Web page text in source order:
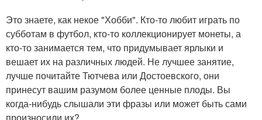
Это знаете, как некое "Хобби". Кто-то любит играть по
субботам в футбол, кто-то коллекционирует монеты, а
кто-то занимается тем, что придумывает ярлыки и
вешает их на различных людей. Не лучшее занятие,
лучше почитайте Тютчева или Достоевского, они
принесут вашим разумом более ценные плоды. Вы
когда-нибудь слышали эти фразы или может быть сами